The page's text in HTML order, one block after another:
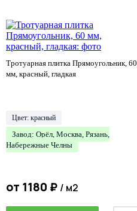
Тротуарная плитка Прямоугольник, 60
мм, красный, гладкая
Цвет: красный
Завод: Орёл, Москва, Рязань,
Набережные Челны
от 1180 ₽ / м2